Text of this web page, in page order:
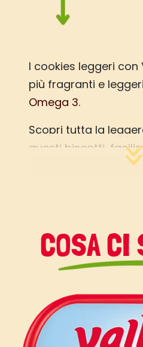
I cookies leggeri
più fragranti e
Omega 3.
Scopri tutta la
questi biscotti,
buonissimi da
Omega3:
COSA CI